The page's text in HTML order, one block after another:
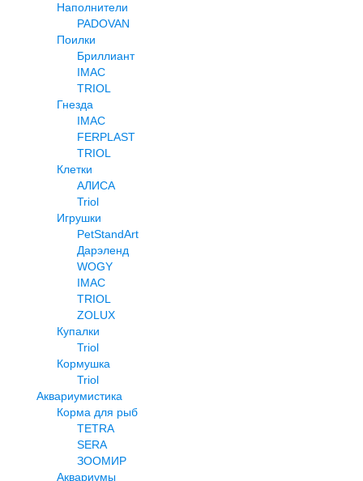
Наполнители
PADOVAN
Поилки
Бриллиант
IMAC
TRIOL
Гнезда
IMAC
FERPLAST
TRIOL
Клетки
АЛИСА
Triol
Игрушки
PetStandArt
Дарэленд
WOGY
IMAC
TRIOL
ZOLUX
Купалки
Triol
Кормушка
Triol
Аквариумистика
Корма для рыб
TETRA
SERA
ЗООМИР
Аквариумы